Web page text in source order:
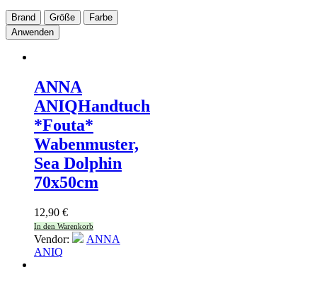
Brand Größe
Farbe
Anwenden
ANNA
ANIQHandtuch
*Fouta*
Wabenmuster,
Sea Dolphin
70x50cm
12,90 €
In den Warenkorb
Vendor:
ANNA
ANIQ